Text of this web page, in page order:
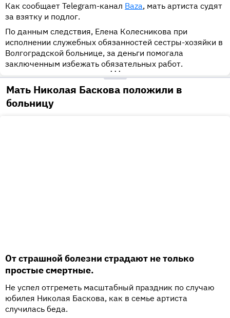
Как сообщает Telegram-канал Baza, мать артиста судят
за взятку и подлог.
По данным следствия, Елена Колесникова при
исполнении служебных обязанностей сестры-хозяйки в
Волгоградской больнице, за деньги помогала
заключенным избежать обязательных работ.
•••
Мать Николая Баскова положили в
больницу
От страшной болезни страдают не только
простые смертные.
Не успел отгреметь масштабный праздник по случаю
юбилея Николая Баскова, как в семье артиста
случилась беда.